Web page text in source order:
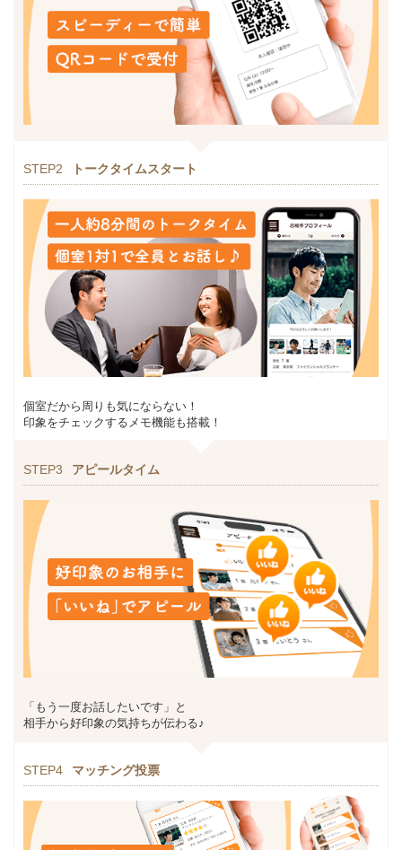
STEP2 トークタイムスタート
個室だから周りも気にならない！
印象をチェックするメモ機能も搭載！
STEP3 アピールタイム
「もう一度お話したいです」と
相手から好印象の気持ちが伝わる♪
STEP4 マッチング投票